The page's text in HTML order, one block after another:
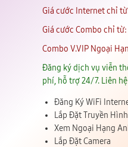
Giá cước Internet chỉ
Giá cước Combo chỉ
Combo V.VIP Ngoại
Đăng ký dịch vụ viễn
phí, hỗ trợ 24/7. Liên
Đăng Ký WiFi
Lắp Đặt Truyền Hình
Xem Ngoại Hạng
Lắp Đặt Camera